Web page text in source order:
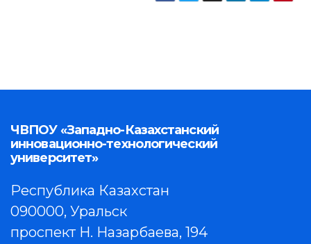
ЧВПОУ «Западно-Казахстанский
инновационно-технологический
университет»
Республика Казахстан
090000, Уральск
проспект Н. Назарбаева, 194